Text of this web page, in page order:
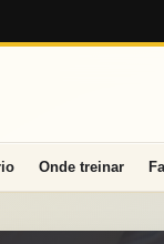
Onde treinar